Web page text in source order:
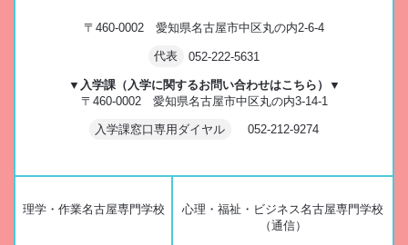
〒460-0002 愛知県名古屋市中区丸の内2-6-4
代表 052-222-5631
▼入学課（入学に関するお問い合わせはこちら）▼
〒460-0002 愛知県名古屋市中区丸の内3-14-1
入学課窓口専用ダイヤル 052-212-9274
理学・作業名古屋専門学校
心理・福祉・ビジネス名古屋専門学校
（通信）